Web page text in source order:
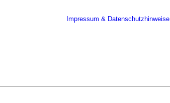
Impressum & Datenschutzhinweise